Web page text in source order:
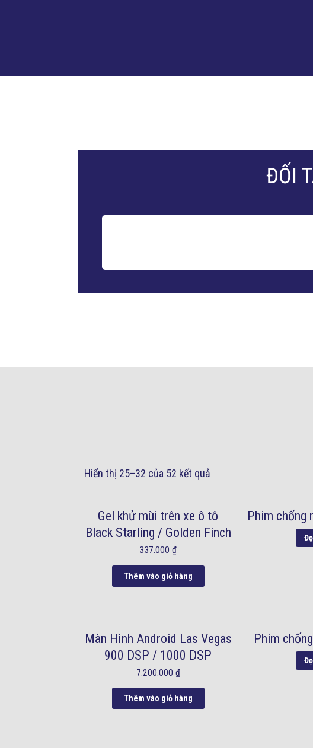
ĐỐI
Hiển thị 25–32 của 52 kết quả
Gel khử mùi trên xe ô tô
Black Starling / Golden Finch
337.000₫
Thêm vào giỏ hàng
Phim chống
Màn Hình Android Las Vegas
900 DSP / 1000 DSP
7.200.000 ₫
Thêm vào giỏ hàng
Phim